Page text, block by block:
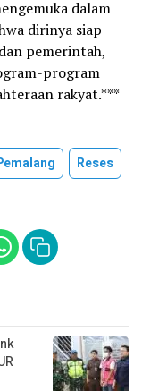
dalam
dirinya siap
pemerintah,
program
rakyat.***
Reses